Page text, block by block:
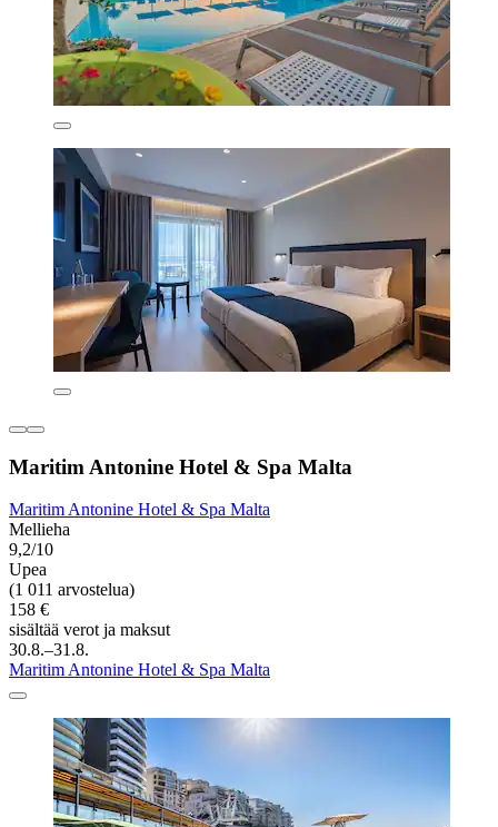
Maritim Antonine Hotel & Spa Malta
Maritim Antonine Hotel & Spa Malta
Mellieha
9,2/10
Upea
(1 011 arvostelua)
158 €
sisältää verot ja maksut
30.8.–31.8.
Maritim Antonine Hotel & Spa Malta